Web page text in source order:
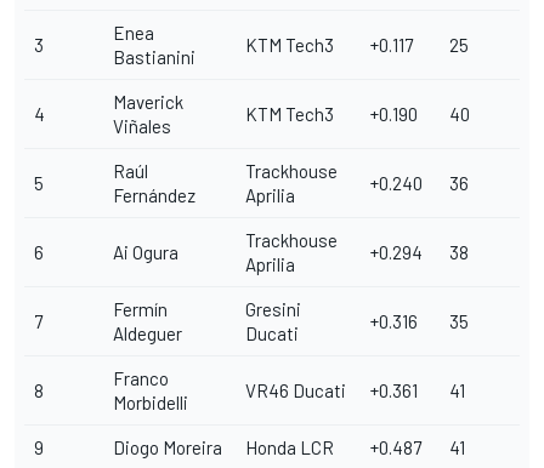
3
Enea
Bastianini
KTM Tech3 +0.117 25
4
Maverick
Viñales
KTM Tech3 +0.190 40
5
Raúl
Fernández
Trackhouse
Aprilia
+0.240 36
6 Ai Ogura
Trackhouse
Aprilia
+0.294 38
7
Fermín
Aldeguer
Gresini
Ducati
+0.316 35
8
Franco
Morbidelli
VR46 Ducati +0.361 41
9 Diogo Moreira Honda LCR +0.487 41